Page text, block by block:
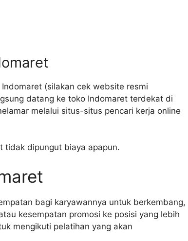
(silakan cek website resmi
datang ke toko Indomaret terdekat di
melalui situs-situs pencari kerja online
tidak dipungut biaya apapun.
bagi karyawannya untuk berkembang,
kesempatan promosi ke posisi yang lebih
mengikuti pelatihan yang akan